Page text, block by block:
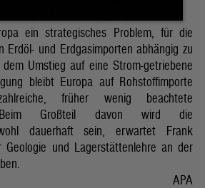
ein strategisches Problem, für die
Erdöl- und Erdgasimporten abhängig zu
Umstieg auf eine Strom-getriebene
bleibt Europa auf Rohstoffimporte
früher wenig beachtete
Beim Großteil davon wird die
dauerhaft sein, erwartet Frank
Geologie und Lagerstättenlehre an der
APA